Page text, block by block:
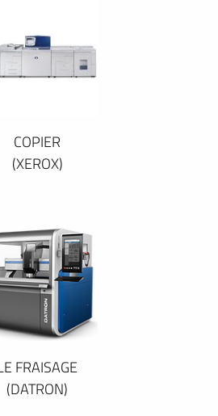
COPIER
(XEROX)
FRAISAGE
(DATRON)